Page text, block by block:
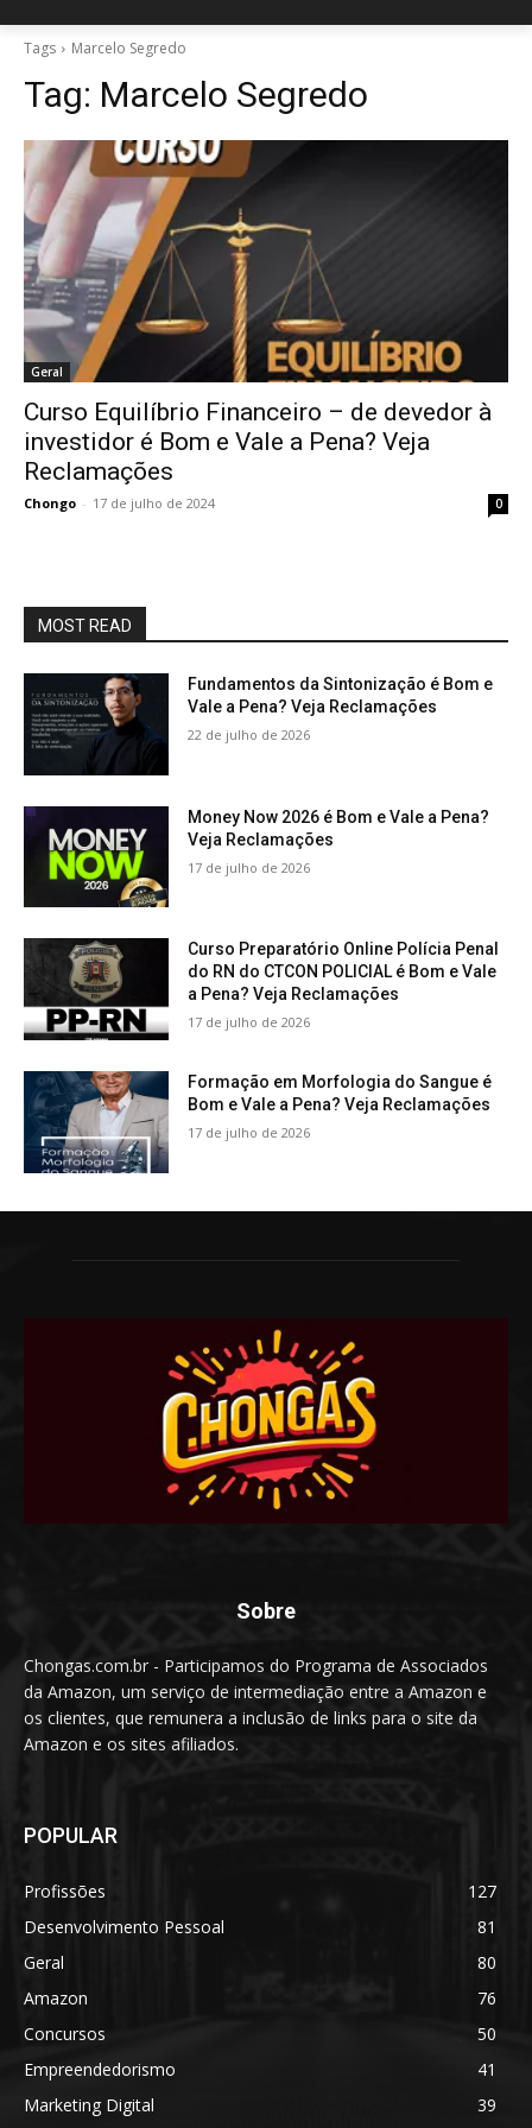
Tags Marcelo Segredo
Tag: Marcelo Segredo
Geral
Curso Equilíbrio Financeiro – de devedor à
investidor é Bom e Vale a Pena? Veja
Reclamações
Chongo - 17 de julho de 2024 0
MOST READ
Fundamentos da Sintonização é Bom e
Vale a Pena? Veja Reclamações
22 de julho de 2026
Money Now 2026 é Bom e Vale a Pena?
Veja Reclamações
17 de julho de 2026
Curso Preparatório Online Polícia Penal
do RN do CTCON POLICIAL é Bom e Vale
a Pena? Veja Reclamações
17 de julho de 2026
Formação em Morfologia do Sangue é
Bom e Vale a Pena? Veja Reclamações
17 de julho de 2026
Sobre
Chongas.com.br - Participamos do Programa de Associados
da Amazon, um serviço de intermediação entre a Amazon e
os clientes, que remunera a inclusão de links para o site da
Amazon e os sites afiliados.
POPULAR
Profissões
127
Desenvolvimento Pessoal
81
Geral
80
Amazon
76
Concursos
50
Empreendedorismo
41
Marketing Digital
39